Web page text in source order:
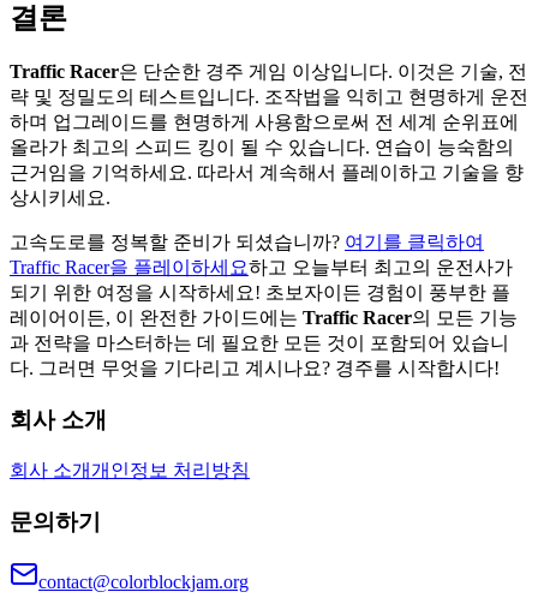
결론
Traffic Racer은 단순한 경주 게임 이상입니다. 이것은 기술, 전
략 및 정밀도의 테스트입니다. 조작법을 익히고 현명하게 운전
하며 업그레이드를 현명하게 사용함으로써 전 세계 순위표에
올라가 최고의 스피드 킹이 될 수 있습니다. 연습이 능숙함의
근거임을 기억하세요. 따라서 계속해서 플레이하고 기술을 향
상시키세요.
고속도로를 정복할 준비가 되셨습니까? 여기를 클릭하여
Traffic Racer을 플레이하세요하고 오늘부터 최고의 운전사가
되기 위한 여정을 시작하세요! 초보자이든 경험이 풍부한 플
레이어이든, 이 완전한 가이드에는 Traffic Racer의 모든 기능
과 전략을 마스터하는 데 필요한 모든 것이 포함되어 있습니
다. 그러면 무엇을 기다리고 계시나요? 경주를 시작합시다!
회사 소개
회사 소개개인정보 처리방침
문의하기
contact@colorblockjam.org